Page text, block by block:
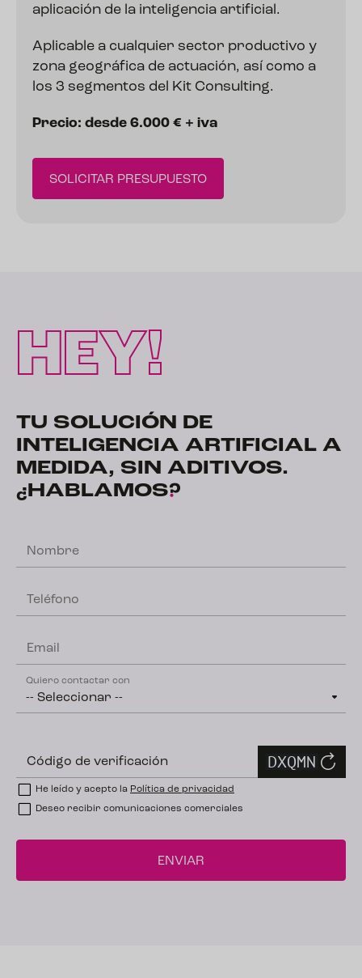
aplicación de la inteligencia artificial.
Aplicable a cualquier sector productivo y
zona geográfica de actuación, así como a
los 3 segmentos del Kit Consulting.
Precio: desde 6.000 € + iva
SOLICITAR PRESUPUESTO
HEY!
TU SOLUCIÓN DE
INTELIGENCIA ARTIFICIAL A
MEDIDA, SIN ADITIVOS.
¿HABLAMOS?
Nombre
Teléfono
Email
Quiero contactar con
Código de verificación
He leído y acepto la Política de privacidad
Deseo recibir comunicaciones comerciales